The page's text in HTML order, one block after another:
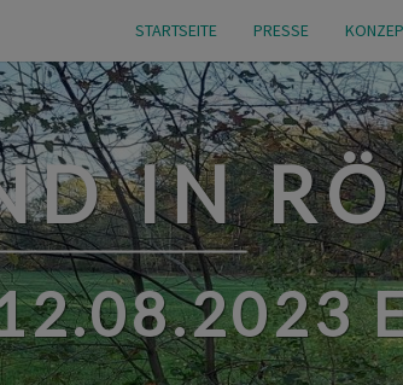
STARTSEITE PRESSE
IN